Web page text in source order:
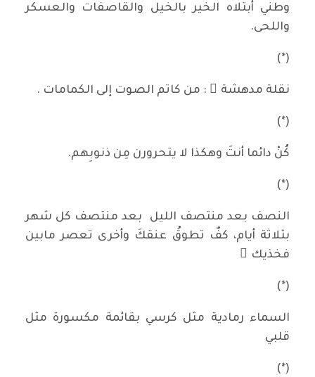
وطني أبتلاه الخير بالخيل والقاصفات والعسكر
واللحى.
(*)
نقلة مدهشة ٌ : من كاتم الصوت إلى الكمامات .
(*)
كُنْ دائما أنتَ وهكذا لا يتحرورن مِن ذنوبِهم.
(*)
النصف بعد منتصف الليل بعد منتصف كل شهر
بثلاثة أيام، كفٌ تطوقُ عنقكَ وأخرى تعصر مابين
فخذيك َ
(*)
السماء رمادية مثل كرسي بقائمة مكسورة مثل
قلبي
(*)